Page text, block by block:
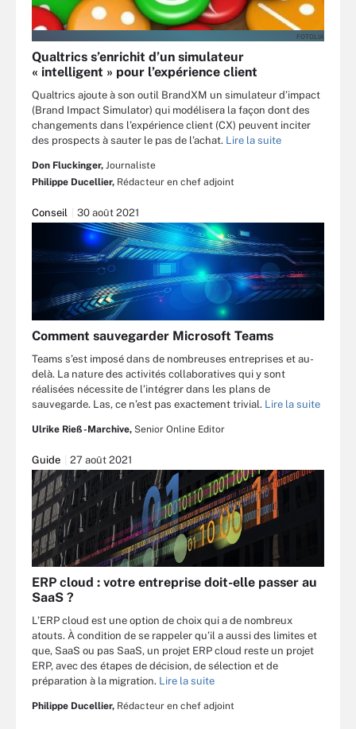
FOTOLIA
Qualtrics s’enrichit d’un simulateur
« intelligent » pour l’expérience client
Qualtrics ajoute à son outil BrandXM un simulateur d’impact
(Brand Impact Simulator) qui modélisera la façon dont des
changements dans l’expérience client (CX) peuvent inciter
des prospects à sauter le pas de l’achat. Lire la suite
Don Fluckinger, Journaliste
Philippe Ducellier, Rédacteur en chef adjoint
Conseil 30 août 2021
Comment sauvegarder Microsoft Teams
Teams s’est imposé dans de nombreuses entreprises et au-
delà. La nature des activités collaboratives qui y sont
réalisées nécessite de l’intégrer dans les plans de
sauvegarde. Las, ce n’est pas exactement trivial. Lire la suite
Ulrike Rieß-Marchive, Senior Online Editor
Guide 27 août 2021
ERP cloud : votre entreprise doit-elle passer au
SaaS ?
L’ERP cloud est une option de choix qui a de nombreux
atouts. À condition de se rappeler qu’il a aussi des limites et
que, SaaS ou pas SaaS, un projet ERP cloud reste un projet
ERP, avec des étapes de décision, de sélection et de
préparation à la migration. Lire la suite
Philippe Ducellier, Rédacteur en chef adjoint